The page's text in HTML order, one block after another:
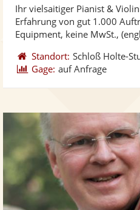
Ihr vielsaitiger Pianist &
Erfahrung von gut 1.000
Equipment, keine MwSt.,
Standort: Schloß Holte-
Gage: auf Anfrage